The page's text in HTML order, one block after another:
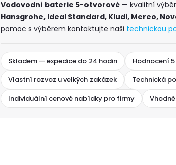
Vodovodní baterie 5-otvorové — kvalitní
Hansgrohe, Ideal Standard, Kludi, Mereo,
pomoc s výběrem kontaktujte naši technickou
Skladem — expedice do 24 hodin Hodnocení
Vlastní rozvoz u velkých zakázek
Technická
Individuální cenové nabídky pro firmy